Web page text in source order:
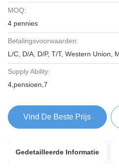
MOQ:
4 pennies
Betalingsvoorwaarden:
L/C, D/A, D/P, T/T, Western Union,
Supply Ability:
4,pensioen,7
Vind De Beste Prijs
Gedetailleerde Informatie